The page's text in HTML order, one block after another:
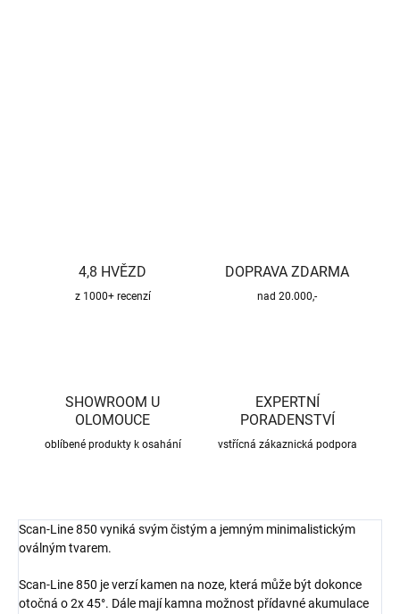
4,8 HVĚZD
z 1000+ recenzí
DOPRAVA ZDARMA
nad 20.000,-
SHOWROOM U
OLOMOUCE
oblíbené produkty k osahání
EXPERTNÍ
PORADENSTVÍ
vstřícná zákaznická podpora
Scan-Line 850 vyniká svým čistým a jemným minimalistickým
oválným tvarem.
Scan-Line 850 je verzí kamen na noze, která může být dokonce
otočná o 2x 45°. Dále mají kamna možnost přídavné akumulace